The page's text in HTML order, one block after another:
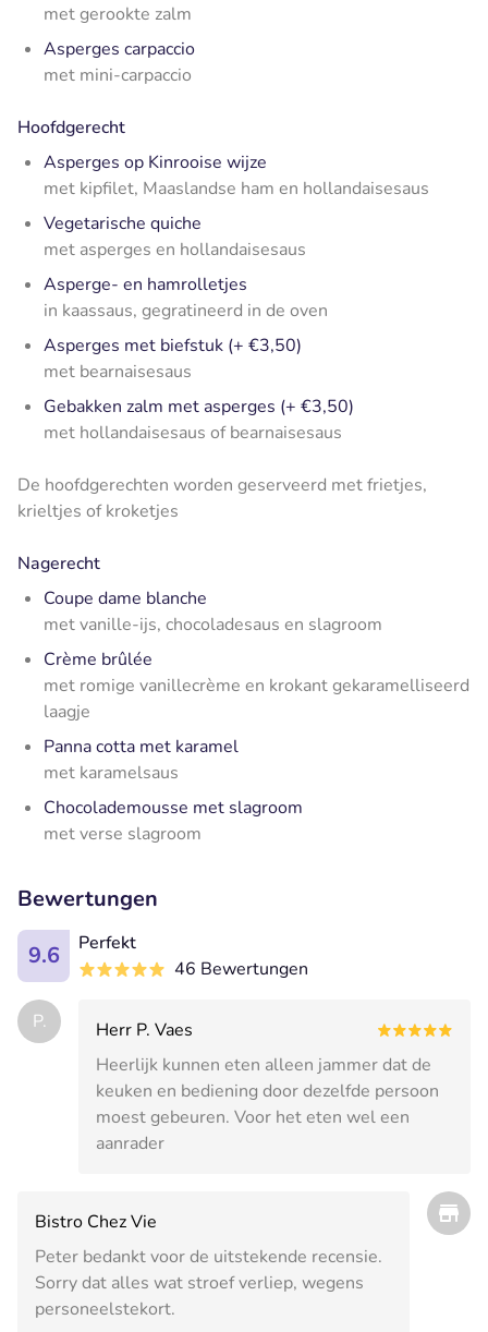
met gerookte zalm
Asperges carpaccio
met mini-carpaccio
Hoofdgerecht
Asperges op Kinrooise wijze
met kipfilet, Maaslandse ham en hollandaisesaus
Vegetarische quiche
met asperges en hollandaisesaus
Asperge- en hamrolletjes
in kaassaus, gegratineerd in de oven
Asperges met biefstuk (+ €3,50)
met bearnaisesaus
Gebakken zalm met asperges (+ €3,50)
met hollandaisesaus of bearnaisesaus
De hoofdgerechten worden geserveerd met frietjes,
krieltjes of kroketjes
Nagerecht
Coupe dame blanche
met vanille-ijs, chocoladesaus en slagroom
Crème brûlée
met romige vanillecrème en krokant gekaramelliseerd
laagje
Panna cotta met karamel
met karamelsaus
Chocolademousse met slagroom
met verse slagroom
Bewertungen
9.6
Perfekt
46 Bewertungen
P.
Herr P. Vaes
Heerlijk kunnen eten alleen jammer dat de
keuken en bediening door dezelfde persoon
moest gebeuren. Voor het eten wel een
aanrader
Bistro Chez Vie
Peter bedankt voor de uitstekende recensie.
Sorry dat alles wat stroef verliep, wegens
personeelstekort.